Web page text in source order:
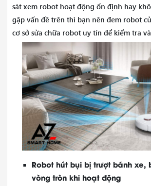
sát xem robot hoạt động ổn định hay
gặp vấn đề trên thì bạn nên đem robot
cơ sở sửa chữa robot uy tín để kiểm tra
Robot hút bụi bị trượt bánh xe,
vòng tròn khi hoạt động